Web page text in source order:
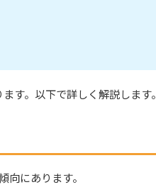
ます。以下で詳しく解説します。
にあります。